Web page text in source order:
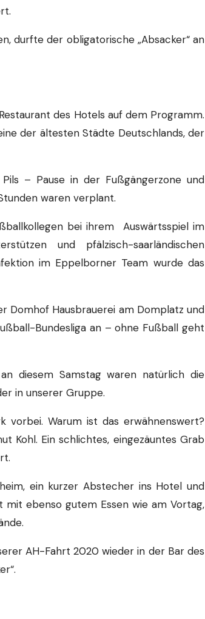
durfte der obligatorische „Absacker“ an
des Hotels auf dem Programm.
der ältesten Städte Deutschlands, der
– Pause in der Fußgängerzone und
waren verplant.
bei ihrem Auswärtsspiel im
und pfälzisch-saarländischen
im Eppelborner Team wurde das
Domhof Hausbrauerei am Domplatz und
Bundesliga an – ohne Fußball geht
diesem Samstag waren natürlich die
in unserer Gruppe.
vorbei. Warum ist das erwähnenswert?
Kohl. Ein schlichtes, eingezäuntes Grab
ein kurzer Abstecher ins Hotel und
mit ebenso gutem Essen wie am Vortag,
AH-Fahrt 2020 wieder in der Bar des